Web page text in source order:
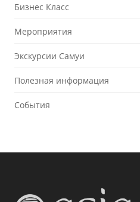
Бизнес Класс
Мероприятия
Экскурсии Самуи
Полезная информация
События